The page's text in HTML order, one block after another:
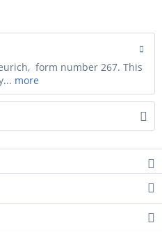
form number 267. This
more